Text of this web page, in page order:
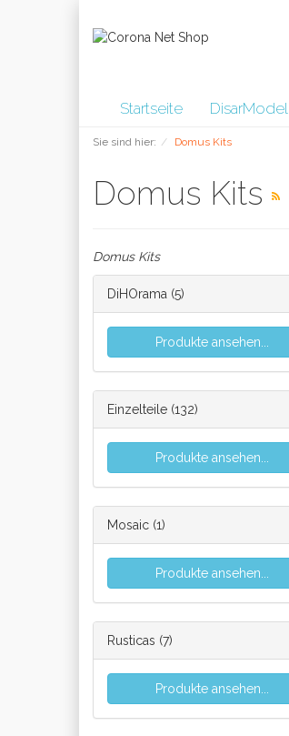
Startseite DisarModel
Sie sind hier: Domus Kits
Domus Kits
Domus Kits
DiHOrama (5)
Produkte ansehen...
Einzelteile (132)
Produkte ansehen...
Mosaic (1)
Produkte ansehen...
Rusticas (7)
Produkte ansehen...